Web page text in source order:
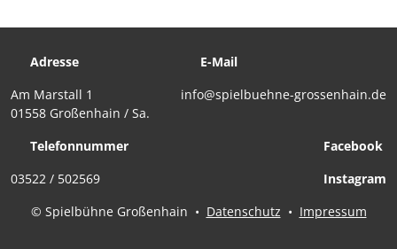
Adresse
Am Marstall 1
01558 Großenhain / Sa.
E-Mail
info@spielbuehne-grossenhain.de
Telefonnummer
03522 / 502569
Facebook
Instagram
© Spielbühne Großenhain • Datenschutz • Impressum